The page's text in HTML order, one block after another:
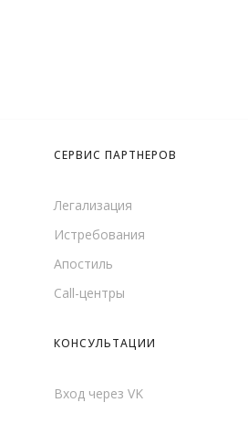
СЕРВИС ПАРТНЕРОВ
Легализация
Истребования
Апостиль
Call-центры
КОНСУЛЬТАЦИИ
Вход через VK